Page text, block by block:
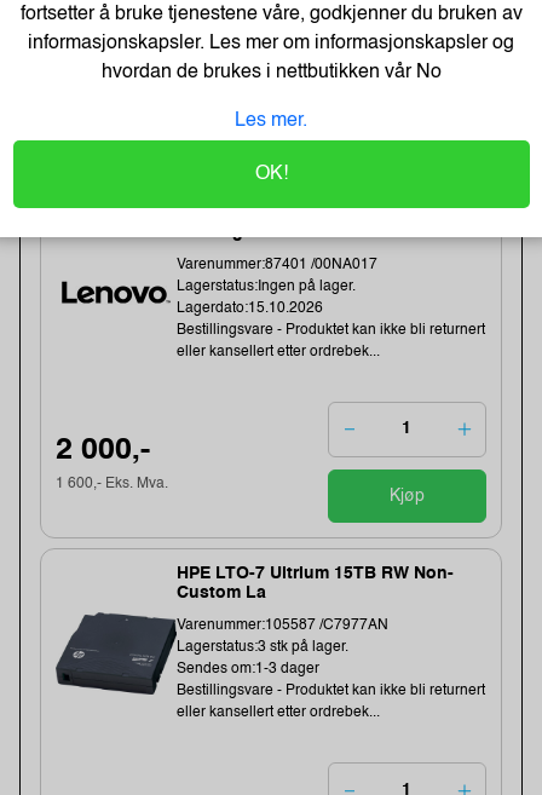
LENOVO EBG TS LTO Cleaning
Varenummer:87401 /00NA017
Lagerstatus:Ingen på lager.
Lagerdato:15.10.2026
Bestillingsvare - Produktet kan ikke bli returnert
eller kansellert etter ordrebek...
2 000,-
1 600,- Eks. Mva.
Kjøp
HPE LTO-7 Ultrium 15TB RW Non-
Custom La
Varenummer:105587 /C7977AN
Lagerstatus:3 stk på lager.
Sendes om:1-3 dager
Bestillingsvare - Produktet kan ikke bli returnert
eller kansellert etter ordrebek...
fortsetter å bruke tjenestene våre, godkjenner du bruken av
informasjonskapsler. Les mer om informasjonskapsler og
hvordan de brukes i nettbutikken vårNo
Les mer.
OK!